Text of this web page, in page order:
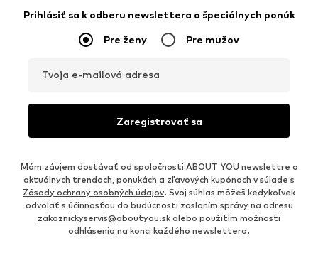
Prihlásiť sa k odberu newslettera a špeciálnych ponúk
Pre ženy Pre mužov
Tvoja e-mailová adresa
Zaregistrovať sa
Mám záujem dostávať od spoločnosti ABOUT YOU newslettre o
aktuálnych trendoch, ponukách a zľavových kupónoch v súlade s
Zásady ochrany osobných údajov. Svoj súhlas môžeš kedykoľvek
odvolať s účinnosťou do budúcnosti zaslaním správy na adresu
zakaznickyservis@aboutyou.sk alebo použitím možnosti
odhlásenia na konci každého newslettera.